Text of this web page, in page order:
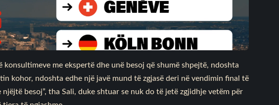
konsultimeve me ekspertë dhe unë besoj që shumë shpejtë, ndoshta
kohor, ndoshta edhe një javë mund të zgjasë deri në vendimin final të
besoj”, tha Sali, duke shtuar se nuk do të jetë zgjidhje vetëm për